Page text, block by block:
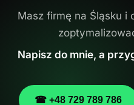
Masz firmę na Śląsku i
Napisz do mnie, a
☎ +48 729 789 786